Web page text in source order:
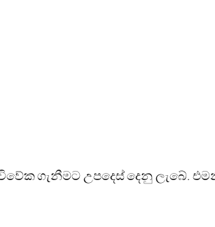
ගැනීමට උපදෙස් දෙනු ලැබේ.